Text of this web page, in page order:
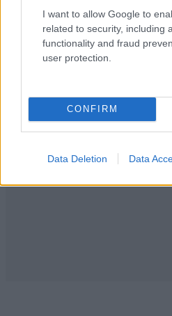
I want to allow Google to
related to security, including
functionality and fraud
user protection.
CONFIRM
Data Deletion Data
Απαντήστε